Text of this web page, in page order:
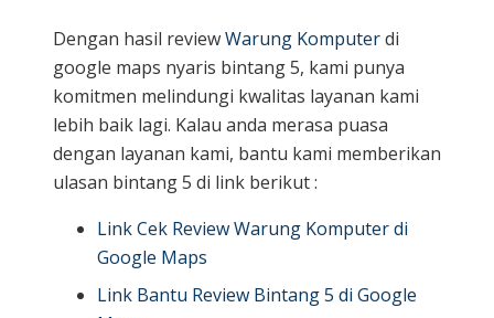
Dengan hasil reviewWarung Komputerdi
google maps nyaris bintang 5, kami punya
komitmen melindungi kwalitas layanan kami
lebih baik lagi. Kalau anda merasa puasa
dengan layanan kami, bantu kami memberikan
ulasan bintang 5 di link berikut :
Link Cek Review Warung Komputer di
Google Maps
Link Bantu Review Bintang 5 di Google